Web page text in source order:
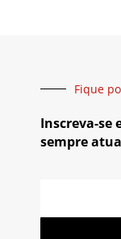
Fique
Inscreva-se
sempre